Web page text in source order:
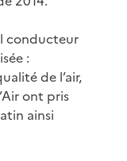
conducteur
:
de l’air,
ont pris
ainsi